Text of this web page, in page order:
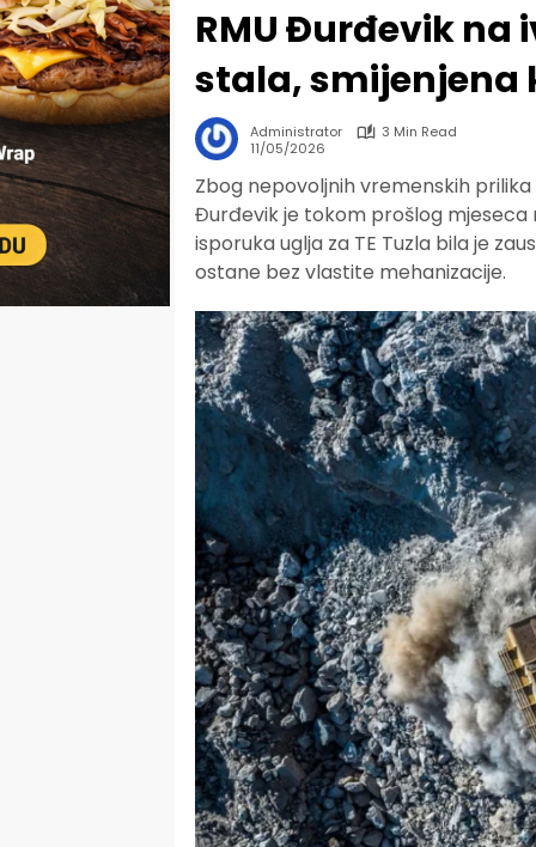
RMU Đurđevik na
stala,
Administrator
3 Min Read
11/05/2026
Zbog nepovoljnih vremenskih
Đurđevik je tokom prošlog
isporuka uglja za TE Tuzla bila je
ostane bez vlastite mehanizacije.